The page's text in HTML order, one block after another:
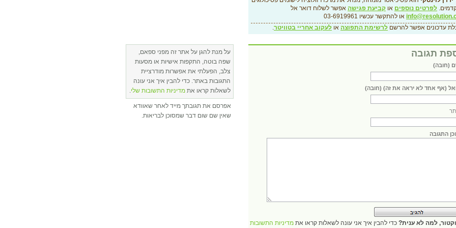
לפרטים נוספים או קביעת פגישה אפשר לשלוח דואר אל
או להתקשר עכשיו 03-6919961
עדכונים אפשר להרשם לרשימת התפוצה או לעקוב אחריי בטוויטר.
תגובה
(חובה)
(אף אחד לא יראה את זה) (חובה)
התגובה
למה לא ענית? כדי להבין איך אני עונה לשאלות קראו את מדיניות התשובות
על מנת להגן על אתר זה מפני ספאם,
שפה בוטה, התקפות אישיות או מסעות
צלב, הפעלתי את אפשרות מודרציית
התגובות באתר. כדי להבין איך אני עונה
לשאלות קראו את מדיניות התשובות שלי.
אפרסם את תגובתך מייד לאחר שאוודא
שאין שם שום דבר שמסוכן לבריאות.